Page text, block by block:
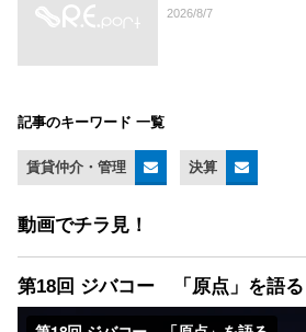
2026/8/7
記事のキーワード 一覧
賃貸仲介・管理 決算
動画でチラ見！
第18回 ジバコー 「原点」を語る